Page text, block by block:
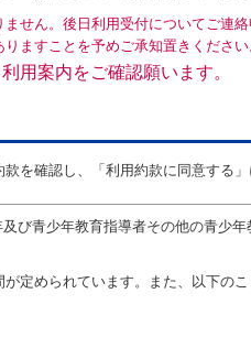
せん。後日利用受付についてご連
ますことを予めご承知置きくださ
用案内をご確認願います。
を確認し、「利用約款に同意する
び青少年教育指導者その他の青少
定められています。また、以下の